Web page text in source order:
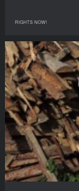
RIGHTS NOW!